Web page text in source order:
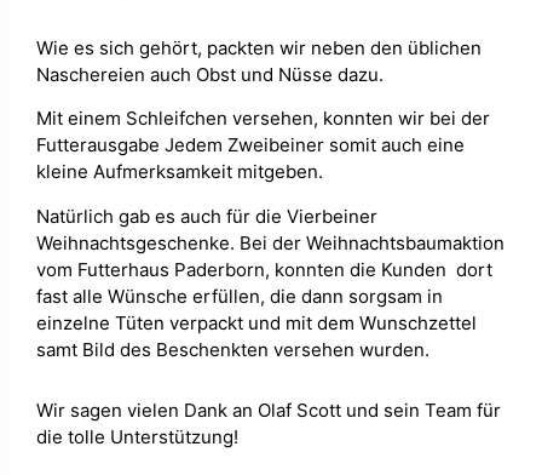
Wie es sich gehört, packten wir neben den üblichen
Naschereien auch Obst und Nüsse dazu.
Mit einem Schleifchen versehen, konnten wir bei der
Futterausgabe Jedem Zweibeiner somit auch eine
kleine Aufmerksamkeit mitgeben.
Natürlich gab es auch für die Vierbeiner
Weihnachtsgeschenke. Bei der Weihnachtsbaumaktion
vom Futterhaus Paderborn, konnten die Kunden dort
fast alle Wünsche erfüllen, die dann sorgsam in
einzelne Tüten verpackt und mit dem Wunschzettel
samt Bild des Beschenkten versehen wurden.
Wir sagen vielen Dank an Olaf Scott und sein Team für
die tolle Unterstützung!